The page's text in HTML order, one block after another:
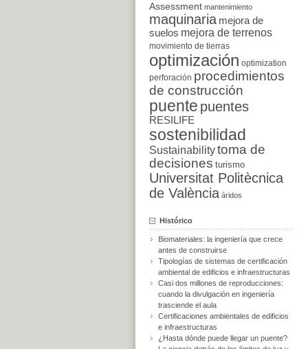
Assessment mantenimiento
maquinaria mejora de
suelos mejora de terrenos
movimiento de tierras
optimización optimization
perforación procedimientos
de construcción
puente puentes
RESILIFE
sostenibilidad
Sustainabilitytoma de
decisiones turismo
Universitat Politècnica
de València áridos
Histórico
Biomateriales: la ingeniería que crece
antes de construirse
Tipologías de sistemas de certificación
ambiental de edificios e infraestructuras
Casi dos millones de reproducciones:
cuando la divulgación en ingeniería
trasciende el aula
Certificaciones ambientales de edificios
e infraestructuras
¿Hasta dónde puede llegar un puente?